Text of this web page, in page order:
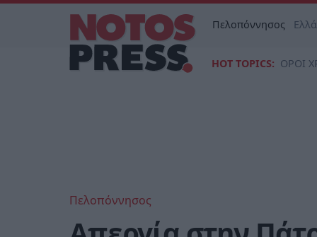
Πελοπόννησος
HOT TOPICS: ΟΡΟΙ
Πελοπόννησος